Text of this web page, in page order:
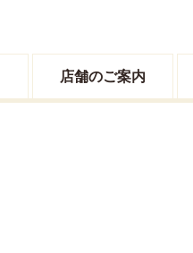
店舗のご案内